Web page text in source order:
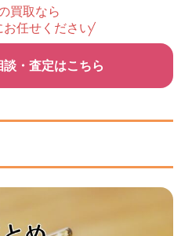
買取なら
お任せください
談・査定はこちら